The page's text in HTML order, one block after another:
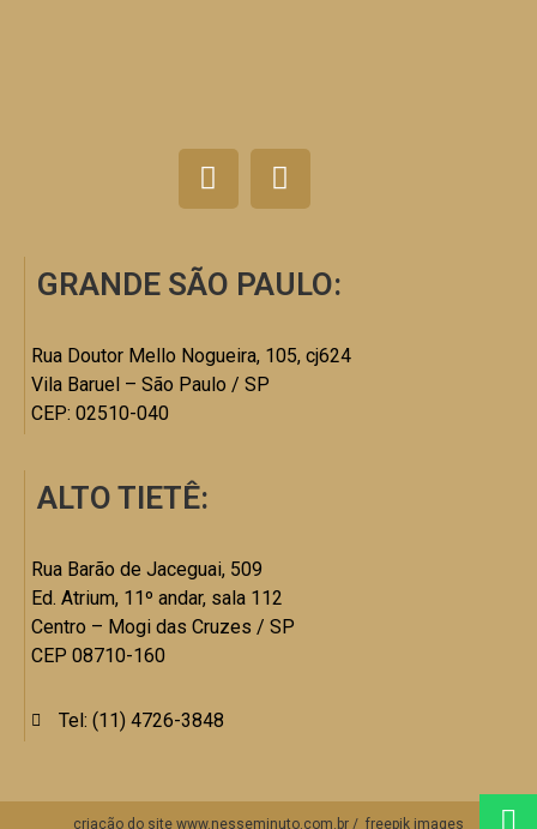
GRANDE SÃO PAULO:
Rua Doutor Mello Nogueira, 105, cj624
Vila Baruel – São Paulo / SP
CEP: 02510-040
ALTO TIETÊ:
Rua Barão de Jaceguai, 509
Ed. Atrium, 11º andar, sala 112
Centro – Mogi das Cruzes / SP
CEP 08710-160
Tel: (11) 4726-3848
criação do site www.nesseminuto.com.br / freepik images